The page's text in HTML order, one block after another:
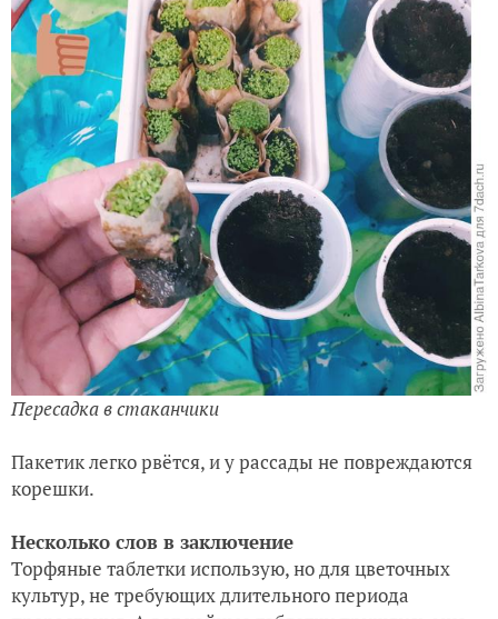
Пересадка в стаканчики
Пакетик легко рвётся, и у рассады не повреждаются
корешки.
Несколько слов в заключение
Торфяные таблетки использую, но для цветочных
культур, не требующих длительного периода